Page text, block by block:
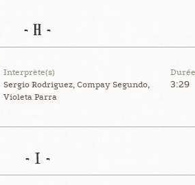
- H -
Interprète(s)
Sergio Rodriguez, Compay Segundo,
Violeta Parra
Durée
3:29
- I -